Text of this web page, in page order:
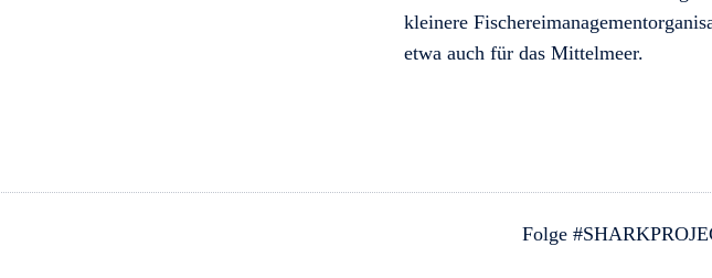
kleinere
etwa auch für das Mittelmeer.
Folge